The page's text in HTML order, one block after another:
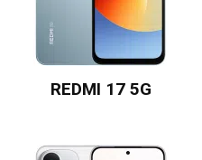
REDMI 17 5G